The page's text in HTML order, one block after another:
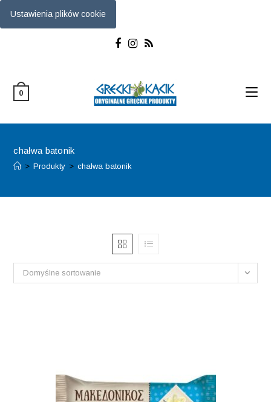
Ustawienia plików cookie
0
chałwa batonik
> Produkty > chałwa batonik
Domyślne sortowanie